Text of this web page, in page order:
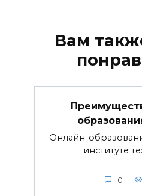
Вам
Онлайн-
институте
0